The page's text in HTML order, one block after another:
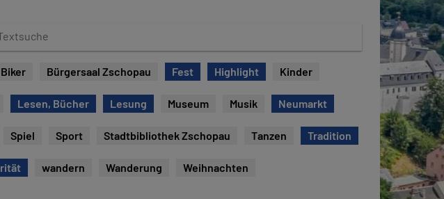
Biker Bürgersaal Zschopau Fest Highlight Kinder
Lesen, Bücher Lesung Museum Musik Neumarkt
Spiel Sport Stadtbibliothek Zschopau Tanzen Tradition
wandern Wanderung Weihnachten